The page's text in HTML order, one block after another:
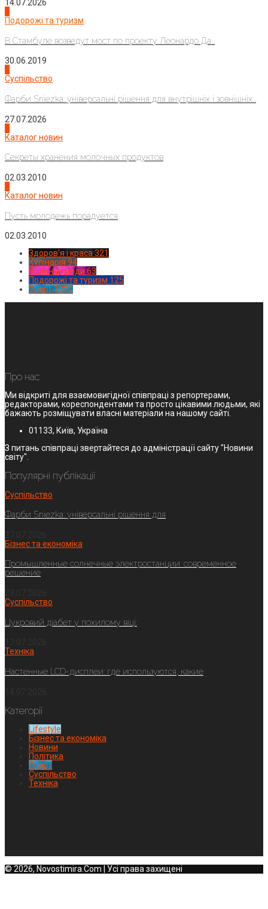
14.07.2026
Подорожі та туризм
В Стамбуле возведут мост по проекту Леонардо Да...
30.06.2019
Суспільство
Фарби Sniezka: універсальні рішення для внутрішніх і зовнішніх...
27.07.2026
Каталог новин
Секреты хранения молочных продуктов
02.03.2010
Каталог новин
Пусть молодежь порадуется
02.03.2010
Здоров'я і краса 321
Кулінарія 94
Новинки моди 63
Подорожі та туризм 125
Спорт1224
Про нас
Ми відкриті для взаємовигідної співпраці з репортерами,
редакторами, кореспондентами та просто цікавими людьми, які
бажають розміщувати власні матеріали на нашому сайті.
01133, Київ, Україна
З питань співпраці звертайтеся до адміністрації сайту "Новини
світу".
Популярні публікації
Суспільство
Фарби Sniezka: універсальні рішення для
Бізнес та економіка
Промышленные солнечные электростанции: современное
решение
Суспільство
Цукровий діабет у похилому віці:
Техніка
Настенные LCD-дисплеи: где используются, какие
Категорії
Lifestyle
Бізнес та економіка
Новини
Політика
Спорт
Суспільство
Техніка
© 2026, Novostimira.Com | Усі права захищені